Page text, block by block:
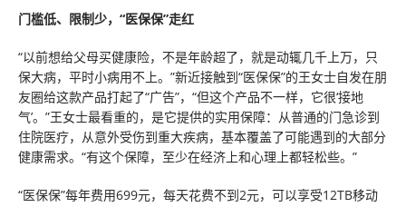
门槛低、限制少，“医保保”走红
“以前想给父母买健康险，不是年龄超了，就是动辄几千上万，只
保大病，平时小病用不上。”新近接触到“医保保”的王女士自发在朋
友圈给这款产品打起了“广告”，“但这个产品不一样，它很‘接地
气’。”王女士最看重的，是它提供的实用保障：从普通的门急诊到
住院医疗，从意外受伤到重大疾病，基本覆盖了可能遇到的大部分
健康需求。“有这个保障，至少在经济上和心理上都轻松些。”
“医保保”每年费用699元，每天花费不到2元，可以享受12TB移动